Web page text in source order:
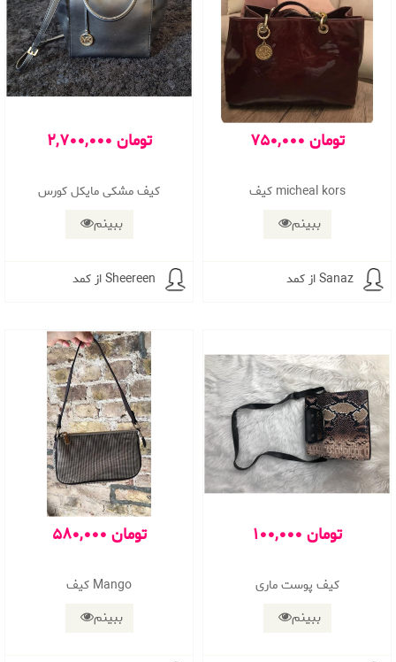
750,000 تومان
کیف micheal kors
ببینم
از کمد Sanaz
2,700,000 تومان
کیف مشکی مایکل کورس
ببینم
از کمد Sheereen
100,000 تومان
کیف پوست ماری
ببینم
580,000 تومان
کیف Mango
ببینم